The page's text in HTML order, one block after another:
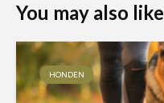
You may also like
HONDEN